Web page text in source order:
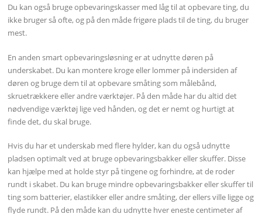
Du kan også bruge opbevaringskasser med låg til at opbevare ting, du
ikke bruger så ofte, og på den måde frigøre plads til de ting, du bruger
mest.
En anden smart opbevaringsløsning er at udnytte døren på
underskabet. Du kan montere kroge eller lommer på indersiden af
døren og bruge dem til at opbevare småting som målebånd,
skruetrækkere eller andre værktøjer. På den måde har du altid det
nødvendige værktøj lige ved hånden, og det er nemt og hurtigt at
finde det, du skal bruge.
Hvis du har et underskab med flere hylder, kan du også udnytte
pladsen optimalt ved at bruge opbevaringsbakker eller skuffer. Disse
kan hjælpe med at holde styr på tingene og forhindre, at de roder
rundt i skabet. Du kan bruge mindre opbevaringsbakker eller skuffer til
ting som batterier, elastikker eller andre småting, der ellers ville ligge og
flyde rundt. På den måde kan du udnytte hver eneste centimeter af